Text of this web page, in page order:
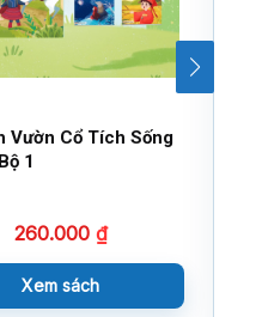
Vườn Cổ Tích Sống
1
260.000 ₫
Xem sách